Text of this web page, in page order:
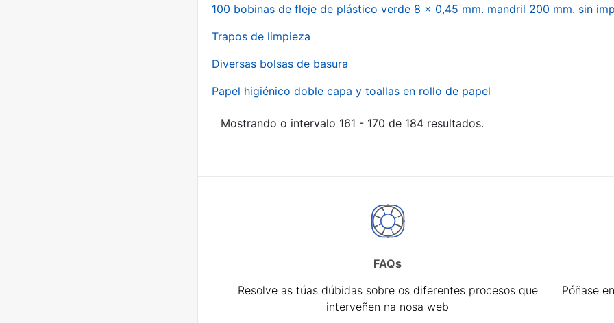
100 bobinas de fleje de plástico verde 8 x 0,45 mm. mandril 200 mm. sin
Trapos de limpieza
Diversas bolsas de basura
Papel higiénico doble capa y toallas en rollo de papel
Mostrando o intervalo 161 - 170 de 184 resultados.
FAQs
Resolve as túas dúbidas sobre os diferentes procesos que
interveñen na nosa web
Póñase